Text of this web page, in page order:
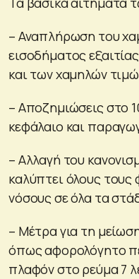
– Αναπλήρωση του
εισοδήματος
και των χαμηλών
– Αποζημιώσεις στο
κεφάλαιο και
– Αλλαγή του
καλύπτει όλους τους
νόσους σε όλα τα
– Μέτρα για τη
όπως αφορολόγητο
πλαφόν στο ρεύμα 7